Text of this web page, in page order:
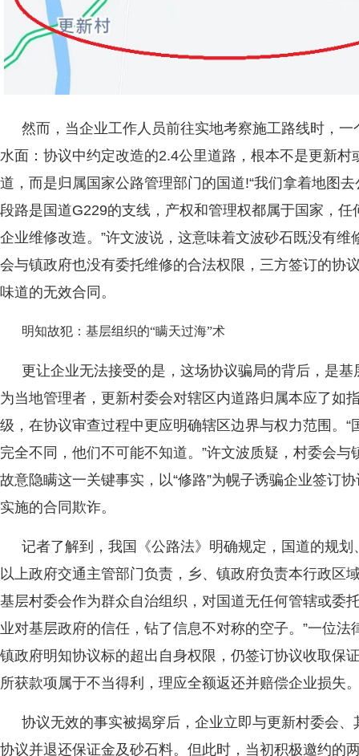
然而，当企业工作人员前往实地考察施工路线时，
水面：协议中约定改造的2.4公里道路，根本不是更新村
道，而是归属国家公路管理部门的国道!“我们拿着地图
段路是国道G229的支线，产权和管理权都属于国家，
企业维修改造。”许文波说，这意味着文波砂石既没有
会与镇政府也没有委托维修的合法权限，三方签订的协
味道的无效合同。
明知故犯：基层组织的“瞒天过海”术
更让企业无法接受的是，这场协议骗局的背后，是
为当地管理者，更新村委会对辖区内道路归属本应了如
级，在协议审查过程中更应明确辖区边界与权力范围。
完全不同，他们不可能不知道。”许文波质疑，村委会
故意隐瞒这一关键事实，以“修路”为幌子诱骗企业签订
实施的合同欺诈。
记者了解到，我国《公路法》明确规定，国道的规
以上政府交通主管部门负责，乡、镇政府负责本行政区
基层村委会作为群众自治组织，对国道无任何管辖或委
业对基层政府的信任，钻了信息不对称的空子。”一位
镇政府明知协议标的超出自身权限，仍签订协议收取保
所获款项属于不当得利，理应全额返还并赔偿企业损失
协议无效的事实被揭穿后，企业立即与更新村委会
协议并退还保证金及砂石料。但此时，当初积极邀约的